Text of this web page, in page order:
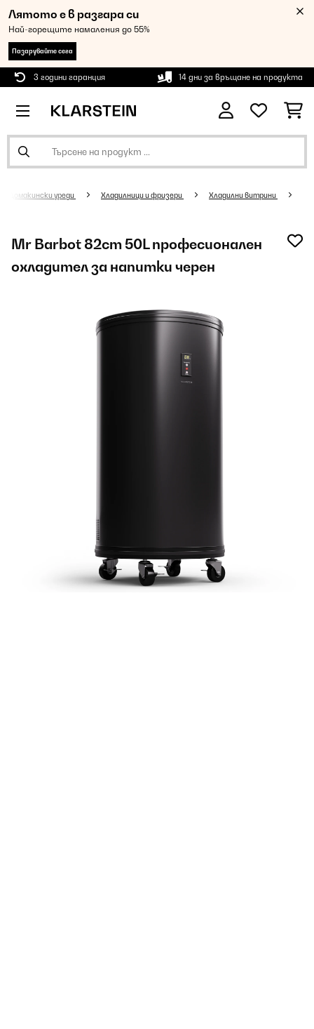
Лятото е в разгара си
Най-горещите намаления до 55%
Пазарувайте сега
3 години гаранция 14 дни за връщане на продукта
Домакински уреди Хладилници и фризери Хладилни витрини
Mr Barbot 82cm 50L професионален
охладител за напитки черен